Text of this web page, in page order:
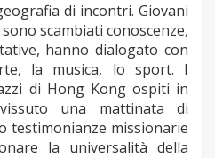
di incontri. Giovani
scambiati conoscenze,
hanno dialogato con
la musica, lo sport. I
di Hong Kong ospiti in
una mattinata di
testimonianze missionarie
la universalità della